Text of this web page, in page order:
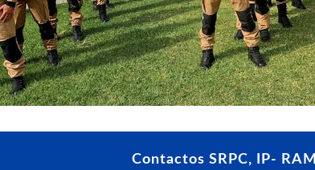
Contactos SRPC, IP- RAM